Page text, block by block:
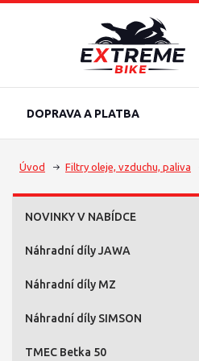
DOPRAVA A PLATBA
Úvod Filtry oleje, vzduchu, paliva
NOVINKY V NABÍDCE
Náhradní díly JAWA
Náhradní díly MZ
Náhradní díly SIMSON
TMEC Betka 50